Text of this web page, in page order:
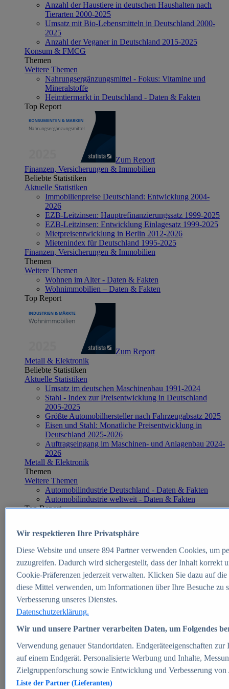
Anzahl der Haustiere in deutschen Haushalten nach
Tierarten 2000-2025
Umsatz mit Bio-Lebensmitteln in Deutschland 2000-
2025
Anzahl der Veganer in Deutschland 2015-2025
Konsum & FMCG
Themen
Weitere Themen
Nahrungsergänzungsmittel - Fokus: Vitamine und
Mineralstoffe
Heimtiermarkt in Deutschland - Daten & Fakten
Top Report
Zum Report
Finanzen, Versicherungen & Immobilien
Beliebte Statistiken
Aktuelle Statistiken
Immobilienpreise Deutschland: Entwicklung 2004-
2026
EZB-Leitzinsen: Hauptrefinanzierungssatz 1999-2025
EZB-Leitzinsen: Entwicklung Einlagesatz 1999-2025
Mietpreisentwicklung in Berlin 2012-2026
Mietenindex für Deutschland 1995-2025
Finanzen, Versicherungen & Immobilien
Themen
Weitere Themen
Wohnen im Alter - Daten & Fakten
Wohnimmobilien – Daten & Fakten
Top Report
Zum Report
Metall & Elektronik
Beliebte Statistiken
Aktuelle Statistiken
Umsatz im deutschen Maschinenbau 1991-2024
Stahl - Index zur Preisentwicklung in Deutschland
2005-2025
Größte Automobilhersteller nach Fahrzeugabsatz 2025
Eisen und Stahl: Monatliche Preisentwicklung in
Deutschland 2025-2026
Auftragseingang im Maschinen- und Anlagenbau 2024-
2026
Metall & Elektronik
Themen
Weitere Themen
Automobilindustrie Deutschland - Daten & Fakten
Automobilindustrie weltweit - Daten & Fakten
Top Report
Zum Report
E-commerce
Beliebte Statistiken
Aktuelle Statistiken
E-Commerce - Entwicklung des Umsatzes in
Deutschland 1999-2025
Umsatz von Amazon in Deutschland und weltweit
2010-2025
B2C-E-Commerce: Top-50 Online Shops in
Deutschland 2024
Marktanteile von Online-Zahlungsverfahren in
Deutschland 2024
Umsatzstarke Warengruppen im Online-Handel in
Deutschland 2023-2025
Wir respektieren Ihre Privatsphäre
Diese Website und unsere 894Partner verwenden Cookies, um
zuzugreifen. Dadurch wird sichergestellt, dass der Inhalt korrekt
Cookie-Präferenzen jederzeit verwalten. Klicken Sie dazu auf
diese Mittel verwenden, um Informationen über Ihre Besuche
Verbesserung unseres Dienstes.
Datenschutzerklärung.
Wir und unsere Partner verarbeiten Daten, um Folgendes
Verwendung genauer Standortdaten. Endgeräteeigenschaften
auf einem Endgerät. Personalisierte Werbung und Inhalte,
Zielgruppenforschung sowie Entwicklung und Verbesserung von
Liste der Partner (Lieferanten)